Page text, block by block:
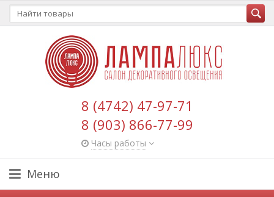
8 (4742) 47-97-71
8 (903) 866-77-99
Часы работы
Меню